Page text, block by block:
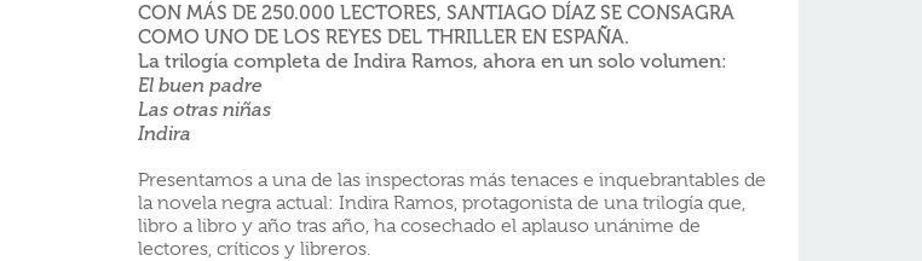
CON MÁS DE 250.000 LECTORES, SANTIAGO DÍAZ SE CONSAGRA
COMO UNO DE LOS REYES DEL THRILLER EN ESPAÑA.
La trilogía completa de Indira Ramos, ahora en un solo volumen:
El buen padre
Las otras niñas
Indira
Presentamos a una de las inspectoras más tenaces e inquebrantables de
la novela negra actual: Indira Ramos, protagonista de una trilogía que,
libro a libro y año tras año, ha cosechado el aplauso unánime de
lectores, críticos y libreros.